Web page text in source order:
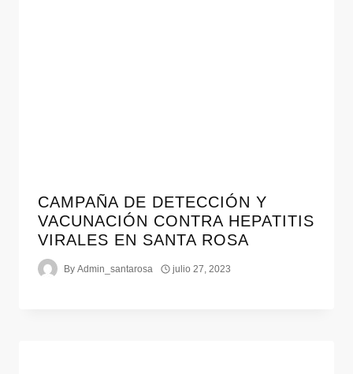
CAMPAÑA DE DETECCIÓN Y
VACUNACIÓN CONTRA HEPATITIS
VIRALES EN SANTA ROSA
By Admin_santarosa julio 27, 2023